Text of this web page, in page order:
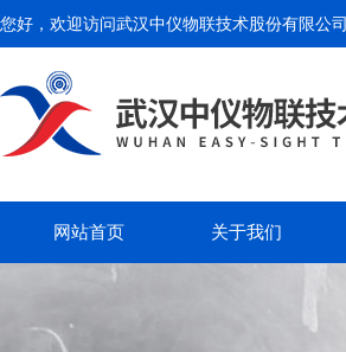
您好，欢迎访问武汉中仪物联技术股份有限公司
网站首页 关于我们